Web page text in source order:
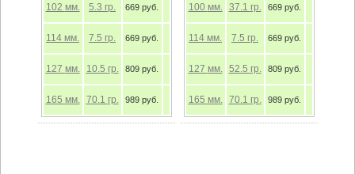
102 мм. 5.3 гр. 669 руб.
114 мм. 7.5 гр. 669 руб.
127 мм. 10.5 гр. 809 руб.
165 мм. 70.1 гр. 989 руб.
100 мм. 37.1 гр. 669 руб.
114 мм. 7.5 гр. 669 руб.
127 мм. 52.5 гр. 809 руб.
165 мм. 70.1 гр. 989 руб.